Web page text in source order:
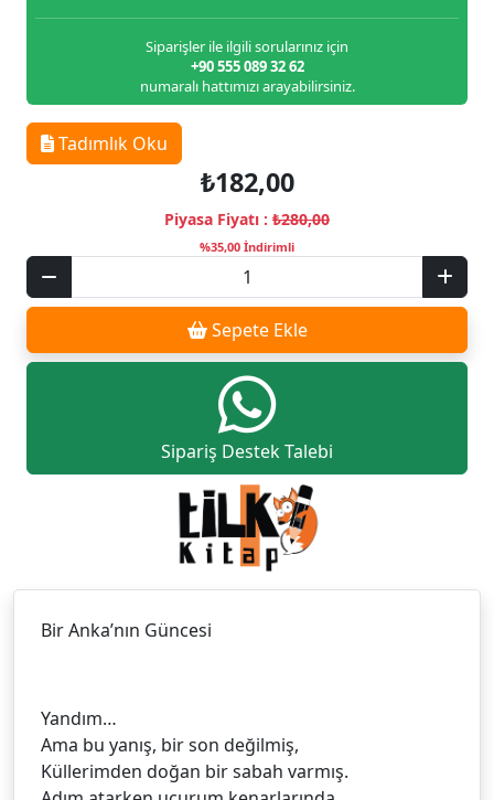
Siparişler ile ilgili sorularınız için
+90 555 089 32 62
numaralı hattımızı arayabilirsiniz.
Tadımlık Oku
₺182,00
Piyasa Fiyatı : ₺280,00
%35,00 İndirimli
Sepete Ekle
Sipariş Destek Talebi
Bir Anka’nın Güncesi
Yandım…
Ama bu yanış, bir son değilmiş,
Küllerimden doğan bir sabah varmış.